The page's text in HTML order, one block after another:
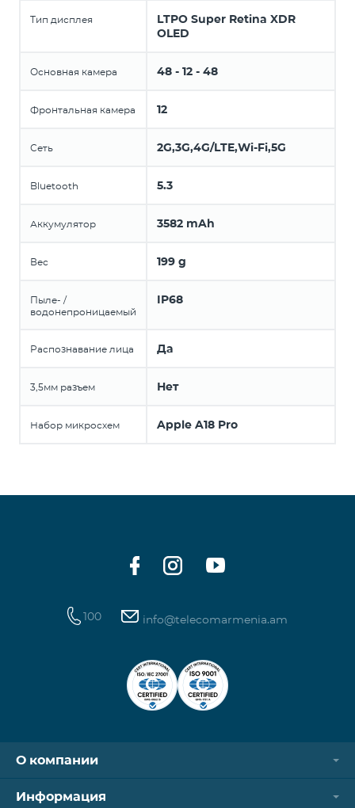
Тип дисплея
LTPO Super Retina XDR
OLED
Основная камера 48 - 12 - 48
Фронтальная камера 12
Сеть 2G,3G,4G/LTE,Wi-Fi,5G
Bluetooth 5.3
Аккумулятор 3582 mAh
Вес 199 g
Пыле- /
водонепроницаемый
IP68
Распознавание лица Да
3,5мм разъем Нет
Набор микросхем Apple A18 Pro
100 info@telecomarmenia.am
О компании
Информация